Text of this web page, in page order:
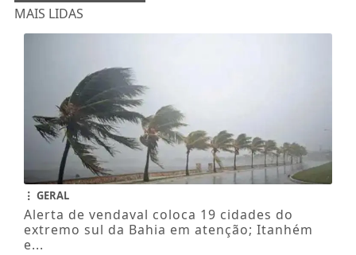
MAIS LIDAS
GERAL
Alerta de vendaval coloca 19 cidades do
extremo sul da Bahia em atenção; Itanhém
e...